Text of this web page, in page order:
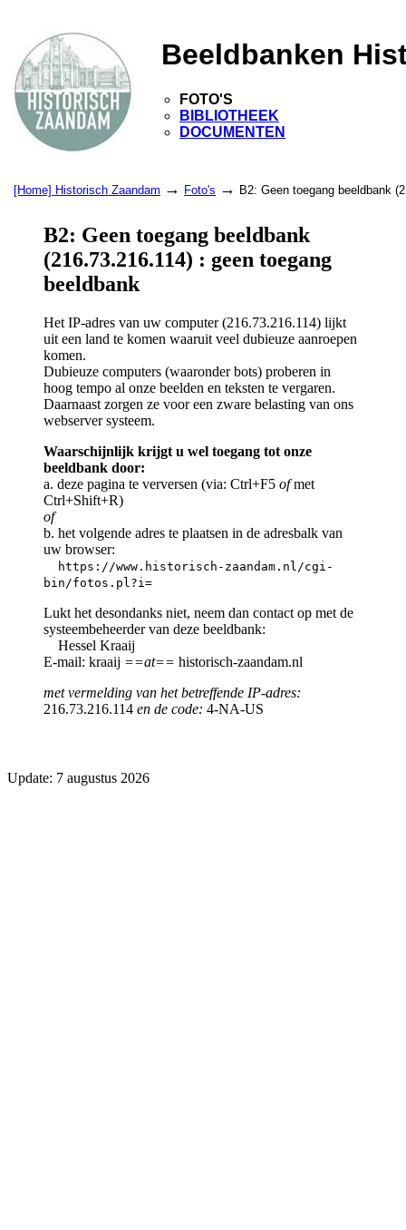
Beeldbanken
FOTO'S
BIBLIOTHEEK
DOCUMENTEN
[Home] Historisch Zaandam → Foto's → B2: Geen toegang beeldbank
B2: Geen toegang beeldbank
(216.73.216.114) : geen toegang
beeldbank
Het IP-adres van uw computer (216.73.216.114) lijkt
uit een land te komen waaruit veel dubieuze aanroepen
komen.
Dubieuze computers (waaronder bots) proberen in
hoog tempo al onze beelden en teksten te vergaren.
Daarnaast zorgen ze voor een zware belasting van ons
webserver systeem.
Waarschijnlijk krijgt u wel toegang tot onze
beeldbank door:
a. deze pagina te verversen (via: Ctrl+F5 ofmet
Ctrl+Shift+R)
of
b. het volgende adres te plaatsen in de adresbalk van
uw browser:
https://www.historisch-zaandam.nl/cgi-
bin/fotos.pl?i=
Lukt het desondanks niet, neem dan contact op met de
systeembeheerder van deze beeldbank:
Hessel Kraaij
E-mail: kraaij ==at== historisch-zaandam.nl
met vermelding van het betreffende IP-adres:
216.73.216.114 en de code: 4-NA-US
Update: 7 augustus 2026